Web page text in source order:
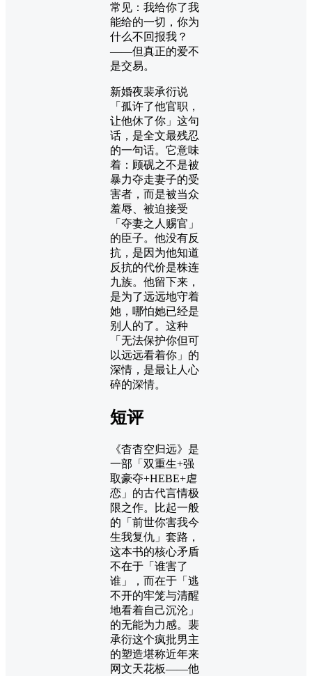
常见：我给你了我
能给的一切，你为
什么不回报我？
——但真正的爱不
是交易。
新婚夜裴承衍说
「孤许了他官职，
让他休了你」这句
话，是全文最残忍
的一句话。它意味
着：顾砚之不是被
暴力夺走妻子的受
害者，而是被当众
羞辱、被迫接受
「夺妻之人赐官」
的臣子。他没有反
抗，是因为他知道
反抗的代价是株连
九族。他留下来，
是为了远远地守着
她，哪怕她已经是
别人的了。这种
「无法保护你但可
以远远看着你」的
深情，是最让人心
碎的深情。
短评
《杳杳空归远》是
一部「双重生+强
取豪夺+HEBE+虐
恋」的古代言情极
限之作。比起一般
的「前世你害我今
生我复仇」套路，
这本书的核心矛盾
不在于「谁害了
谁」，而在于「逃
不开的牢笼与清醒
地看着自己沉沦」
的无能为力感。裴
承衍这个疯批男主
的塑造堪称近年来
网文天花板——他